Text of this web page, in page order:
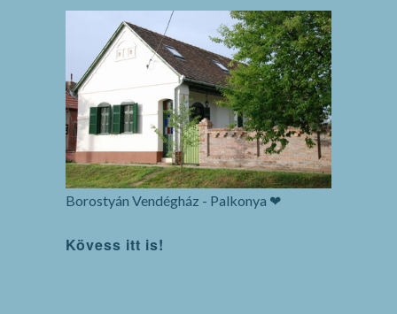
Borostyán Vendégház - Palkonya ❤
Kövess itt is!